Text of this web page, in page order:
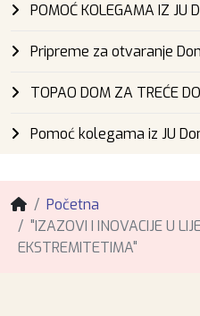
POMOĆ KOLEGAMA IZ JU
Pripreme za otvaranje
TOPAO DOM ZA TREĆE
Pomoć kolegama iz JU
Početna
"IZAZOVI I INOVACIJE U
EKSTREMITETIMA"